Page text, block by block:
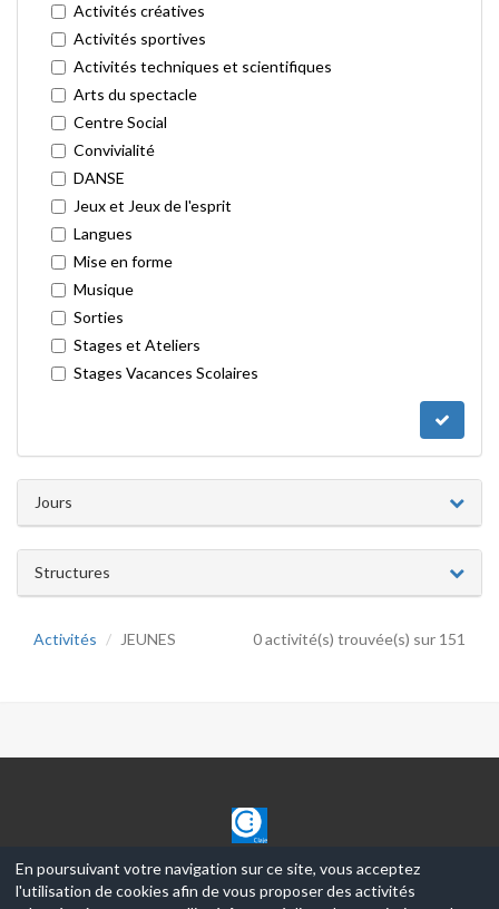
Activités créatives
Activités sportives
Activités techniques et scientifiques
Arts du spectacle
Centre Social
Convivialité
DANSE
Jeux et Jeux de l'esprit
Langues
Mise en forme
Musique
Sorties
Stages et Ateliers
Stages Vacances Scolaires
Jours
Structures
Activités JEUNES 0 activité(s) trouvée(s) sur 151
CLAJE
© 2017-2026, Ce site est propulsé par Aniapps.fr
En poursuivant votre navigation sur ce site, vous acceptez
l'utilisation de cookies afin de vous proposer des activités